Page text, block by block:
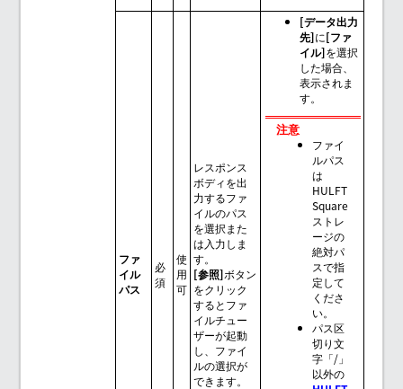
ファ
イル
パス
必
須
使
用
可
レスポンス
ボディを出
力するファ
イルのパス
を選択また
は入力しま
す。
[参照]ボタン
をクリック
するとファ
イルチュー
ザーが起動
し、ファイ
ルの選択が
できます。
[データ出力
先]に[ファ
イル]を選択
した場合、
表示されま
す。
注意
ファイ
ルパス
は
HULFT
Square
ストレ
ージの
絶対パ
スで指
定して
くださ
い。
パス区
切り文
字「/」
以外の